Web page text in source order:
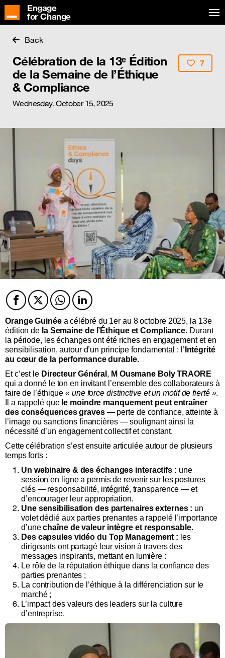
Engage
for Change
Back
Célébration de la 13ᵉ Édition
de la Semaine de l’Éthique
& Compliance
Wednesday, October 15, 2025
7
Facebook
TwitterTwitterTwitter
Orange Guinéea célébré du 1er au 8 octobre 2025, la 13e
édition de la Semaine de l’Éthique et Compliance. Durant
la période, les échanges ont été riches en engagement et en
sensibilisation, autour d’un principe fondamental : l’ Intégrité
au cœur de la performance durable.
Et c’est le Directeur Général , M Ousmane Boly TRAORE
qui a donné le ton en invitant l’ensemble des collaborateurs à
faire de l’éthique« une force distinctive et un motif de fierté ».
Il a rappelé que le moindre manquement peut entraîner
des conséquences graves— perte de confiance, atteinte à
l’image ou sanctions financières — soulignant ainsi la
nécessité d’un engagement collectif et constant.
Cette célébration s’est ensuite articulée autour de plusieurs
temps forts :
Un webinaire & des échanges interactifs : une
session en ligne a permis de revenir sur les postures
clés — responsabilité, intégrité, transparence — et
d’encourager leur appropriation.
Une sensibilisation des partenaires externes : un
volet dédié aux parties prenantes a rappelé l’importance
d’unechaîne de valeur intègre et responsable.
Des capsules vidéo du Top Management : les
dirigeants ont partagé leur vision à travers des
messages inspirants, mettant en lumière :
Le rôle de la réputation éthique dans la confiance des
parties prenantes ;
La contribution de l’éthique à la différenciation sur le
marché ;
L’impact des valeurs des leaders sur la culture
d’entreprise.